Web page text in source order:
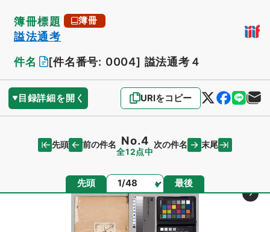
簿冊標題 簿冊
謚法通考
件名
[件名番号: 0004] 謚法通考４
目録詳細を開く URIをコピー
先頭 前の件名 No.4
全12点中
次の件名 末尾
先頭 ページ 最後